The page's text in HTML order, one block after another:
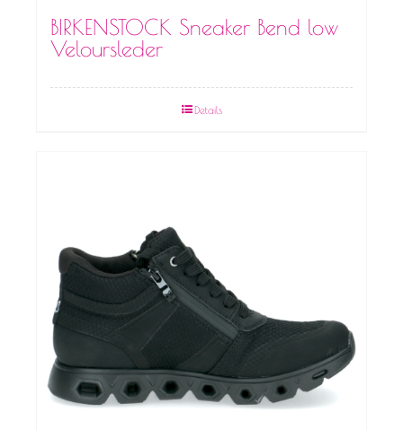
BIRKENSTOCK Sneaker Bend low
Veloursleder
Details